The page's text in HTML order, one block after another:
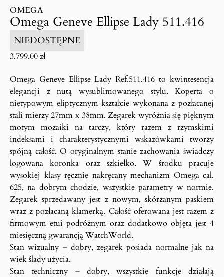
OMEGA
Omega Geneve Ellipse Lady 511.416
NIEDOSTĘPNE
3.799.00zł
Omega Geneve Ellipse Lady Ref.511.416 to kwintesencja
elegancji z nutą wysublimowanego stylu. Koperta o
nietypowym eliptycznym kształcie wykonana z pozłacanej
stali mierzy 27mm x 38mm. Zegarek wyróżnia się pięknym
motym mozaiki na tarczy, który razem z rzymskimi
indeksami i charakterystycznymi wskazówkami tworzy
spójną całość. O oryginalnym stanie zachowania świadczy
logowana koronka oraz szkiełko. W środku pracuje
wysokiej klasy ręcznie nakręcany mechanizm Omega cal.
625, na dobrym chodzie, wszystkie parametry w normie.
Zegarek sprzedawany jest z nowym, skórzanym paskiem
wraz z pozłacaną klamerką. Całość oferowana jest razem z
firmowym etui podróżnym oraz dodatkowo objęta jest 4
miesięczną gwarancją WatchWorld.
Stan wizualny – dobry, zegarek posiada normalne jak na
wiek ślady użycia.
Stan techniczny – dobry, wszystkie funkcje działają